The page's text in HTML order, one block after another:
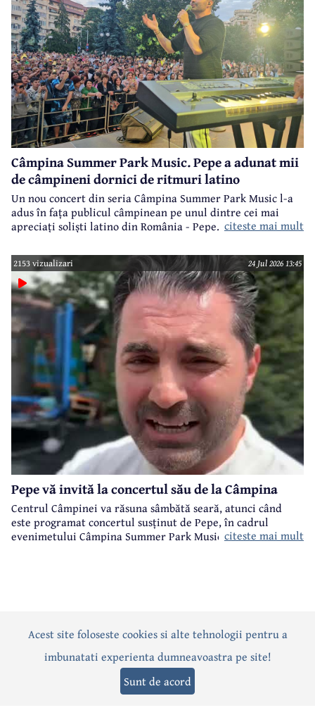
Câmpina Summer Park Music. Pepe a adunat mii
de câmpineni dornici de ritmuri latino
Un nou concert din seria Câmpina Summer Park Music l-a
adus în fața publicul câmpinean pe unul dintre cei mai
apreciați soliști latino din România - Pepe. citeste mai mult
2153 vizualizari 24 Jul 2026 13:45
Pepe vă invită la concertul său de la Câmpina
Centrul Câmpinei va răsuna sâmbătă seară, atunci când
este programat concertul susținut de Pepe, în cadrul
evenimetului Câmpina Summer Park Music organizat de
citeste mai mult
ActualitatePoliticăSocialEvenimentInterviuri
Editorial Sport Anunțuri
Acest site foloseste cookies si alte tehnologii pentru a
imbunatati experienta dumneavoastra pe site!
Sunt de acord